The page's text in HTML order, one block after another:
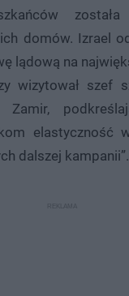
domów. Izrael
lądową na
wizytował szef
elastyczność
dalszej kampanii”.